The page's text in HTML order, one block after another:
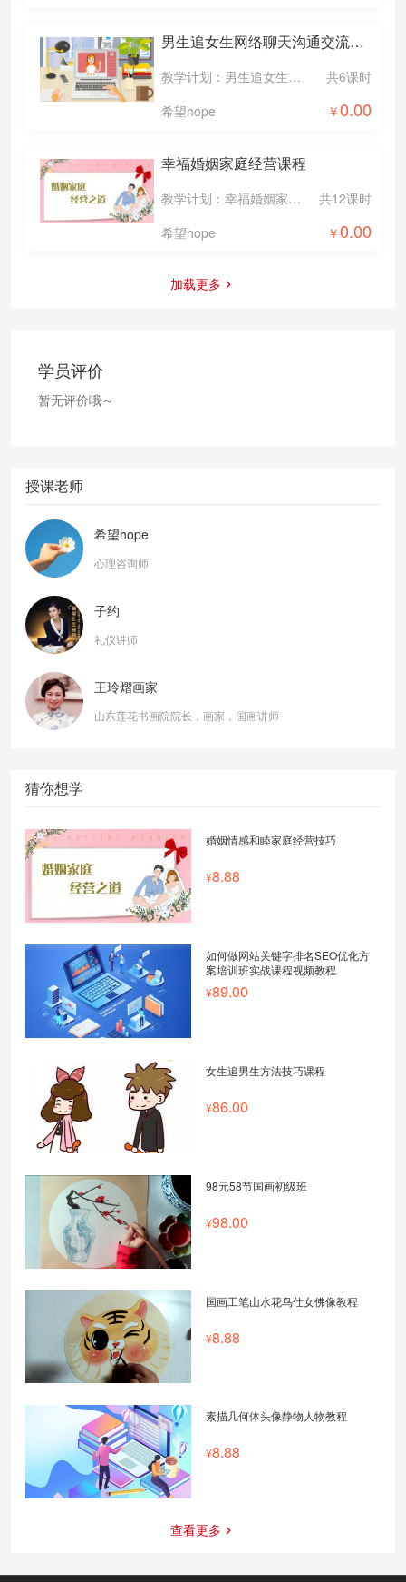
男生追女生网络聊天沟通交流方法技巧
教学计划：男生追女生网络聊天沟通交流方法技巧
共6课时
希望hope
0.00
幸福婚姻家庭经营课程
教学计划：幸福婚姻家庭经营课程
共12课时
希望hope
0.00
加载更多
学员评价
暂无评价哦～
授课老师
希望hope
心理咨询师
子约
礼仪讲师
王玲熠画家
山东莲花书画院院长，画家，国画讲师
猜你想学
婚姻情感和睦家庭经营技巧
8.88
如何做网站关键字排名SEO优化方
案培训班实战课程视频教程
89.00
女生追男生方法技巧课程
86.00
98元58节国画初级班
98.00
国画工笔山水花鸟仕女佛像教程
8.88
素描几何体头像静物人物教程
8.88
查看更多